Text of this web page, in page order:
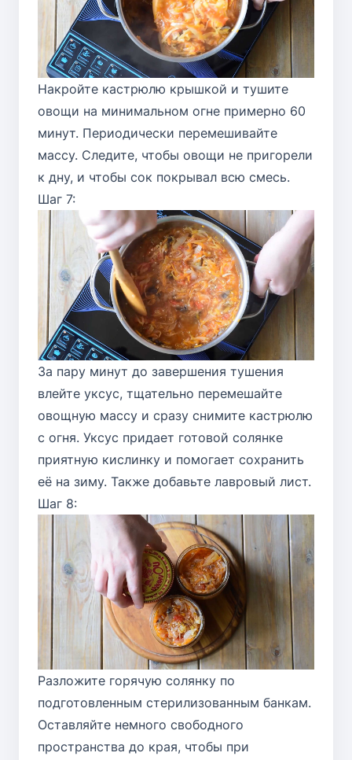
Накройте кастрюлю крышкой и тушите
овощи на минимальном огне примерно 60
минут. Периодически перемешивайте
массу. Следите, чтобы овощи не пригорели
к дну, и чтобы сок покрывал всю смесь.
Шаг 7:
За пару минут до завершения тушения
влейте уксус, тщательно перемешайте
овощную массу и сразу снимите кастрюлю
с огня. Уксус придает готовой солянке
приятную кислинку и помогает сохранить
её на зиму. Также добавьте лавровый лист.
Шаг 8:
Разложите горячую солянку по
подготовленным стерилизованным банкам.
Оставляйте немного свободного
пространства до края, чтобы при